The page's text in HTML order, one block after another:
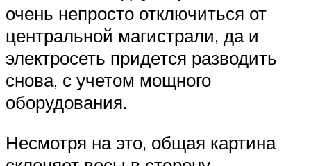
очень непросто отключиться от
центральной магистрали, да и
электросеть придется разводить
снова, с учетом мощного
оборудования.
Несмотря на это, общая картина